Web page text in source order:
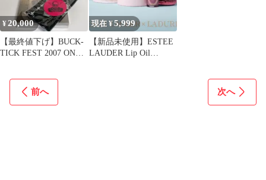
¥20,000
【最終値下げ】BUCK-
TICK FEST 2007 ON
現在 ¥5,999
【新品未使用】ESTEE
LAUDER Lip Oil
前へ 次へ